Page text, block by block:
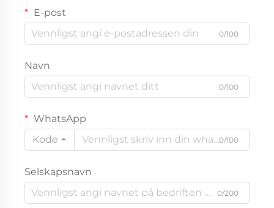
E-post
0/100
Navn
0/100
WhatsApp
Kode
0/100
Selskapsnavn
0/200